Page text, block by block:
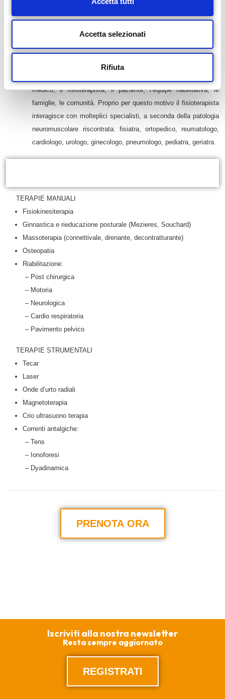
Accetta selezionati
Rifiuta
chinesiterapia e altre.
Il fisioterapista è di fatto un “tecnico” il cui realeobiettivoresta
benessere fisico, psicologico, emozionale e
medico, il fisioterapista, il paziente, l’équipe riabilitativa, le
famiglie, le comunità. Proprio per questo motivo il fisioterapista
interagisce con molteplici specialisti, a seconda della patologia
neuromuscolare riscontrata: fisiatra, ortopedico, reumatologo,
cardiologo, urologo, ginecologo, pneumologo, pediatra, geriatra.
TERAPIE MANUALI
Fisiokinesiterapia
Ginnastica e rieducazione posturale (Mezieres, Souchard)
Massoterapia (connettivale, drenante, decontratturante)
Osteopatia
Riabilitazione:
– Post chirurgica
– Motoria
– Neurologica
– Cardio respiratoria
– Pavimento pelvico
TERAPIE STRUMENTALI
Tecar
Laser
Onde d’urto radiali
Magnetoterapia
Crio ultrasuono terapia
Correnti antalgiche:
– Tens
– Ionoforesi
– Dyadinamica
PRENOTA ORA
Iscriviti alla nostra newsletter
Resta sempre aggiornato
REGISTRATI